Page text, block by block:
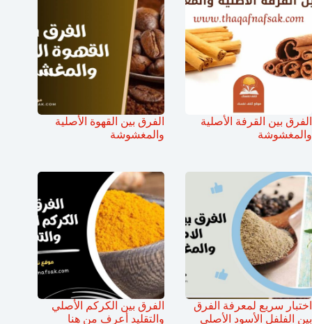
الفرق بين القرفة الأصلية
والمغشوشة
الفرق بين القهوة الأصلية
والمغشوشة
اختبار سريع لمعرفة الفرق
بين الفلفل الأسود الأصلي
الفرق بين الكركم الأصلي
والتقليد أعرف من هنا